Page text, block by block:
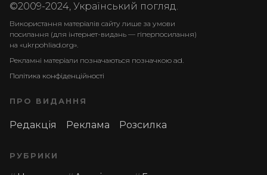
©2009-2024, Український погляд.
Використання матеріалів сайту лише за умови
посилання (для інтернет-видань — гіперпосилання)
на «ukrpohliad.org».
Рекламні матеріали позначаються позначкою ad.
Політика конфіденційності
ПРО ВИДАННЯ
Редакція Реклама Розсилка
РУБРИКИ